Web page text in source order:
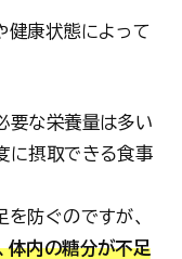
健康状態によって
要な栄養量は多い
に摂取できる食事
防ぐのですが、
体内の糖分が不足